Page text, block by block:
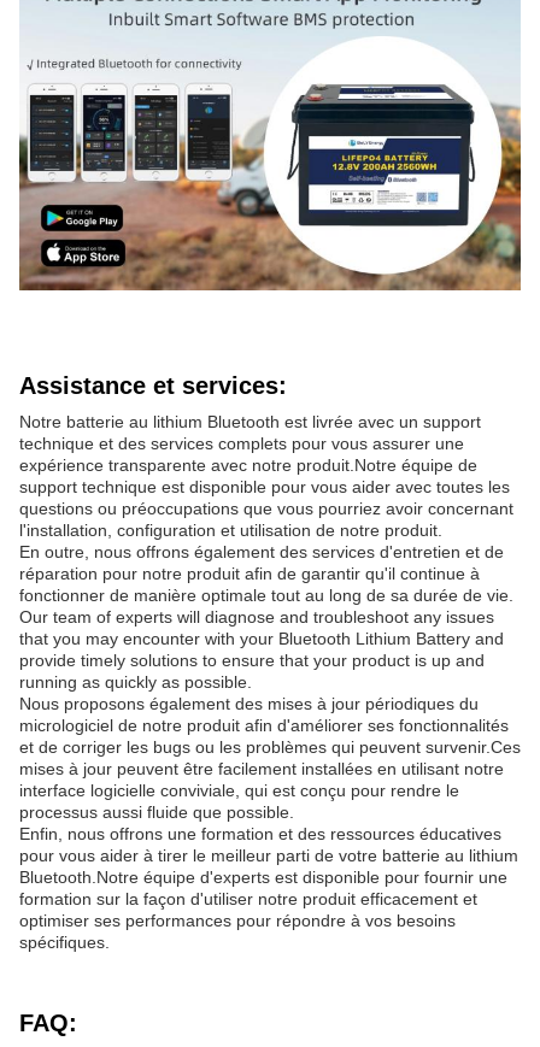
Assistance et services:
Notre batterie au lithium Bluetooth est livrée avec un support
technique et des services complets pour vous assurer une
expérience transparente avec notre produit.Notre équipe de
support technique est disponible pour vous aider avec toutes les
questions ou préoccupations que vous pourriez avoir concernant
l'installation, configuration et utilisation de notre produit.
En outre, nous offrons également des services d'entretien et de
réparation pour notre produit afin de garantir qu'il continue à
fonctionner de manière optimale tout au long de sa durée de vie.
Our team of experts will diagnose and troubleshoot any issues
that you may encounter with your Bluetooth Lithium Battery and
provide timely solutions to ensure that your product is up and
running as quickly as possible.
Nous proposons également des mises à jour périodiques du
micrologiciel de notre produit afin d'améliorer ses fonctionnalités
et de corriger les bugs ou les problèmes qui peuvent survenir.Ces
mises à jour peuvent être facilement installées en utilisant notre
interface logicielle conviviale, qui est conçu pour rendre le
processus aussi fluide que possible.
Enfin, nous offrons une formation et des ressources éducatives
pour vous aider à tirer le meilleur parti de votre batterie au lithium
Bluetooth.Notre équipe d'experts est disponible pour fournir une
formation sur la façon d'utiliser notre produit efficacement et
optimiser ses performances pour répondre à vos besoins
spécifiques.
FAQ: